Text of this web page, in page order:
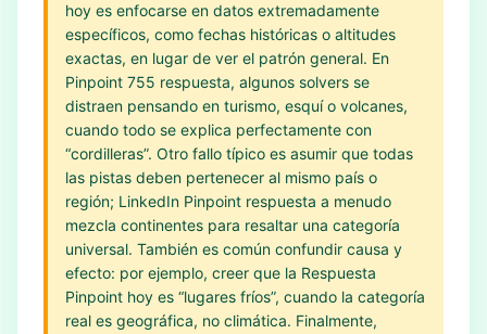
hoy es enfocarse en datos extremadamente
específicos, como fechas históricas o altitudes
exactas, en lugar de ver el patrón general. En
Pinpoint 755 respuesta, algunos solvers se
distraen pensando en turismo, esquí o volcanes,
cuando todo se explica perfectamente con
“cordilleras”. Otro fallo típico es asumir que todas
las pistas deben pertenecer al mismo país o
región; LinkedIn Pinpoint respuesta a menudo
mezcla continentes para resaltar una categoría
universal. También es común confundir causa y
efecto: por ejemplo, creer que la Respuesta
Pinpoint hoy es “lugares fríos”, cuando la categoría
real es geográfica, no climática. Finalmente,